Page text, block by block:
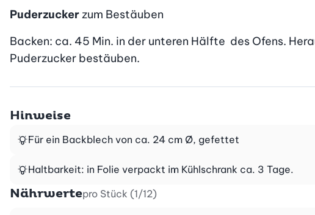
Puderzuckerzum Bestäuben
Backen: ca. 45 Min. in der unteren Hälfte  des Ofens.
Puderzucker bestäuben.
Hinweise
Für ein Backblech von ca. 24 cm Ø, gefettet
Haltbarkeit: in Folie verpackt im Kühlschrank ca. 3 Tage.
Nährwertepro Stück (1/12)